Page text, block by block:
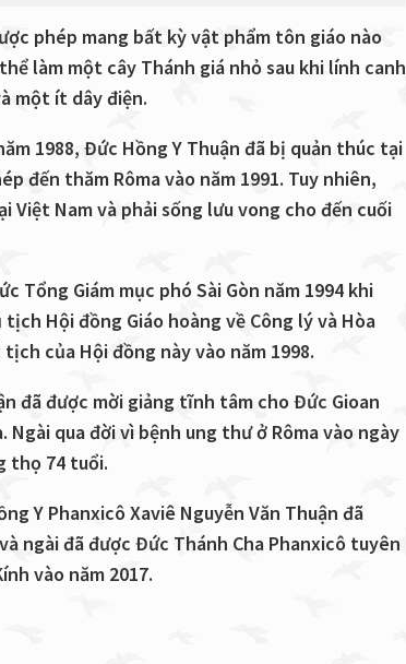
phép mang bất kỳ vật phẩm tôn giáo nào
làm một cây Thánh giá nhỏ sau khi lính canh
một ít dây điện.
1988, Đức Hồng Y Thuận đã bị quản thúc tại
đến thăm Rôma vào năm 1991. Tuy nhiên,
Việt Nam và phải sống lưu vong cho đến cuối
Tổng Giám mục phó Sài Gòn năm 1994 khi
Hội đồng Giáo hoàng về Công lý và Hòa
của Hội đồng này vào năm 1998.
đã được mời giảng tĩnh tâm cho Đức Gioan
Ngài qua đời vì bệnh ung thư ở Rôma vào ngày
thọ 74 tuổi.
Y Phanxicô Xaviê Nguyễn Văn Thuận đã
ngài đã được Đức Thánh Cha Phanxicô tuyên
vào năm 2017.